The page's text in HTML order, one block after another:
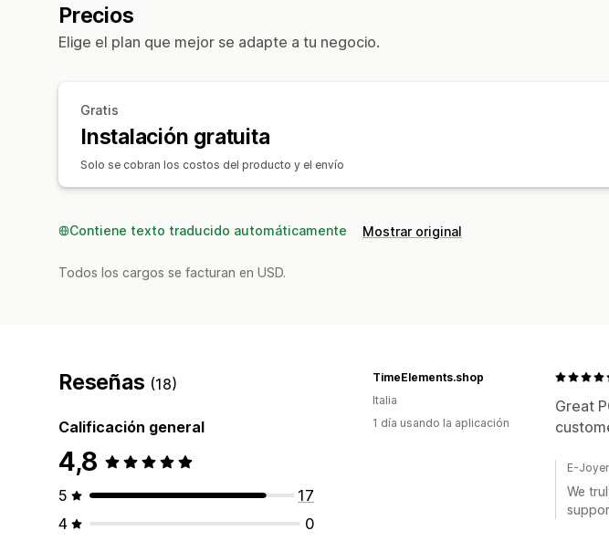
Precios
Elige el plan que mejor se adapte a tu negocio.
Gratis
Instalación gratuita
Solo se cobran los costos del producto y el envío
Contiene texto traducido automáticamente Mostrar original
Todos los cargos se facturan en USD.
Reseñas (18)
Calificación general
4,8
5
17
4
0
Great
TimeElements.shop
Italia
1 día usando la aplicación
E-
We